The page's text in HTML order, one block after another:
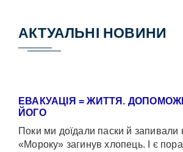
АКТУАЛЬНІ НОВИНИ
ЕВАКУАЦІЯ = ЖИТТЯ.
ЙОГО
Поки ми доїдали паски й
«Мороку» загинув хлопець. І є